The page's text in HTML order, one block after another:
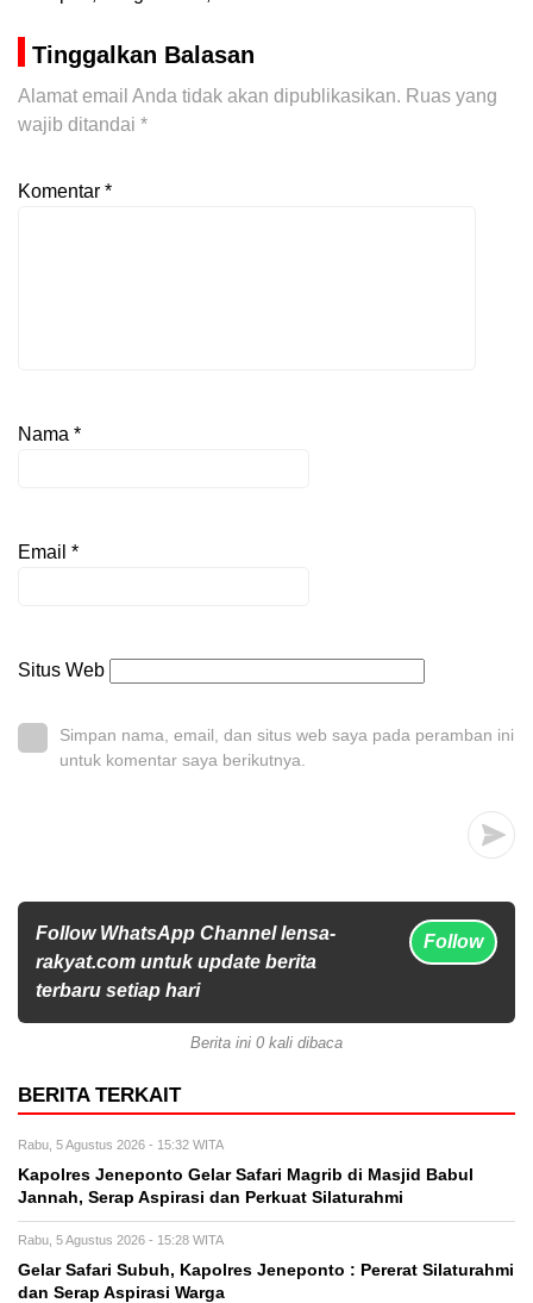
Tinggalkan Balasan
Alamat email Anda tidak akan dipublikasikan. Ruas yang
wajib ditandai *
Komentar *
Nama *
Email *
Situs Web
Simpan nama, email, dan situs web saya pada peramban ini
untuk komentar saya berikutnya.
Follow WhatsApp Channel lensa-
rakyat.com untuk update berita
terbaru setiap hari
Follow
Berita ini 0 kali dibaca
BERITA TERKAIT
Rabu, 5 Agustus 2026 - 15:32 WITA
Kapolres Jeneponto Gelar Safari Magrib di Masjid Babul
Jannah, Serap Aspirasi dan Perkuat Silaturahmi
Rabu, 5 Agustus 2026 - 15:28 WITA
Gelar Safari Subuh, Kapolres Jeneponto : Pererat Silaturahmi
dan Serap Aspirasi Warga